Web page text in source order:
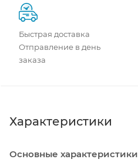
Быстрая доставка
Отправление в день
заказа
Характеристики
Основные характеристики